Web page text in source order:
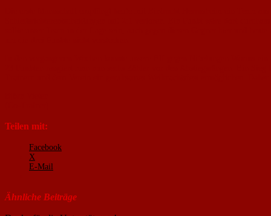
Teilen mit:
Facebook
X
E-Mail
Ähnliche Beiträge